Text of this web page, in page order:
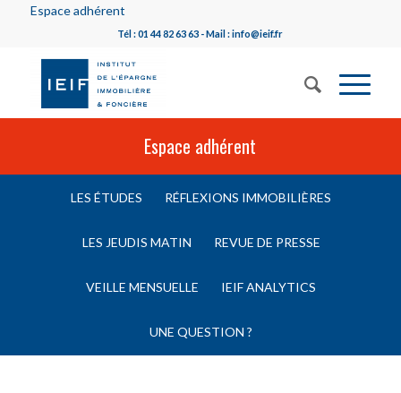
Espace adhérent
Tél : 01 44 82 63 63 - Mail : info@ieif.fr
Espace adhérent
LES ÉTUDES RÉFLEXIONS IMMOBILIÈRES
LES JEUDIS MATIN REVUE DE PRESSE
VEILLE MENSUELLE IEIF ANALYTICS
UNE QUESTION ?